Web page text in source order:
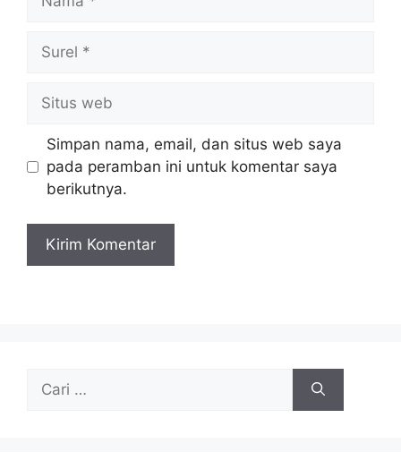
Surel
Situs
web
Simpan nama, email, dan situs web saya
pada peramban ini untuk komentar saya
berikutnya.
Cari